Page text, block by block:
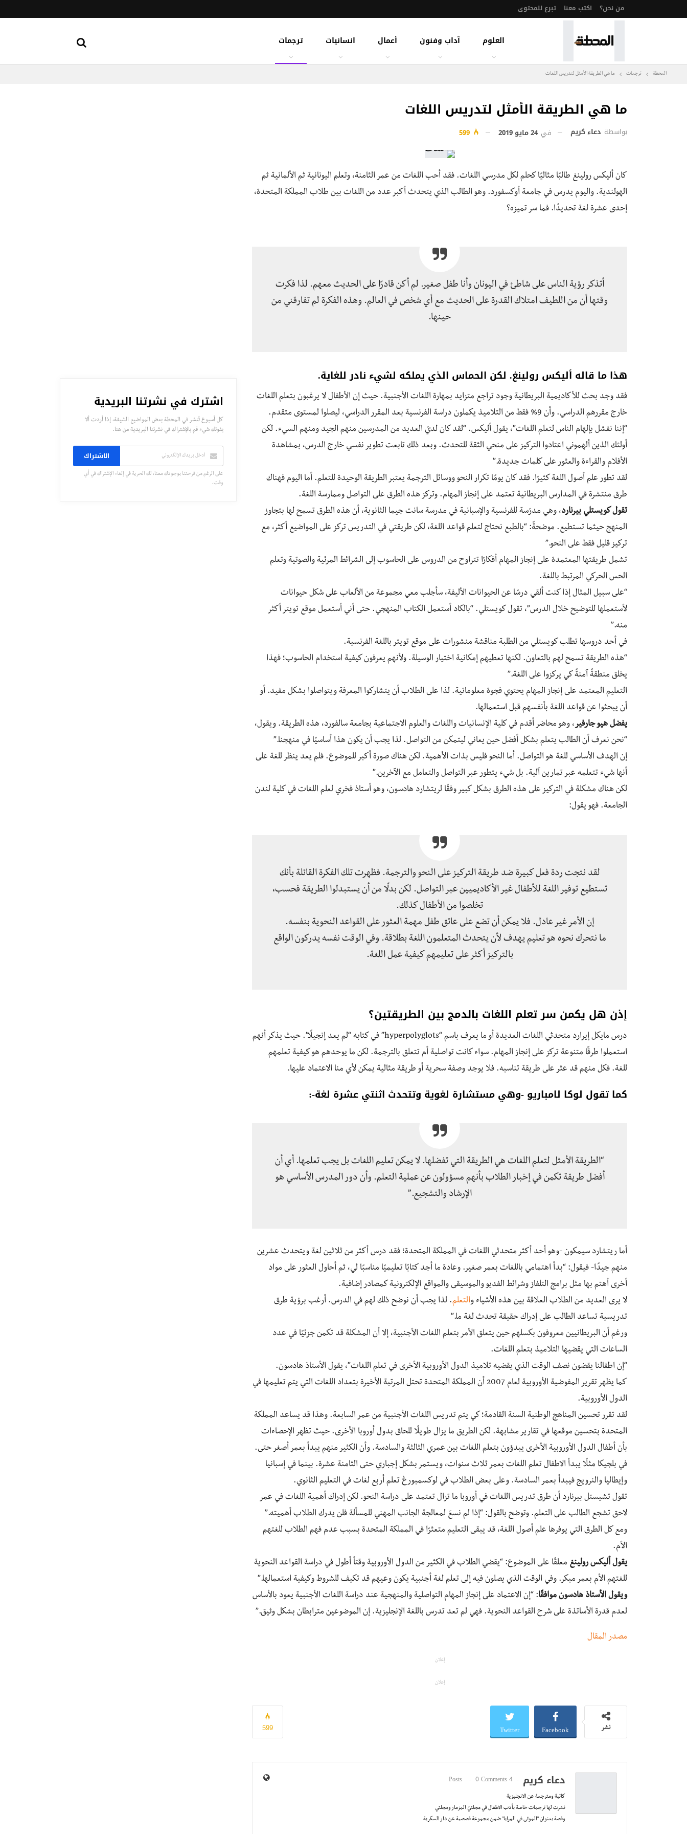
من نحن؟ اكتب معنا تبرع للمحتوى
العلوم آداب وفنون أعمال انسانيات ترجمات
المحطة ترجمات ما هي الطريقة الأمثل لتدريس اللغات
ما هي الطريقة الأمثل لتدريس اللغات
بواسطة دعاء كريم في 24 مايو 2019
كان أليكس رولينغ طالبًا مثاليًا كحلم لكل مدرسي اللغات. فقد أحب اللغات من عمر الثامنة، وتعلم اليونانية ثم الألمانية ثم
الهولندية. واليوم يدرس في جامعة أوكسفورد. وهو الطالب الذي يتحدث أكبر عدد من اللغات بين طلاب المملكة المتحدة،
إحدى عشرة لغة تحديدًا. فما سر تميزه؟
أتذكر رؤية الناس على شاطئ في اليونان وأنا طفل صغير. لم أكن قادرًا على الحديث معهم. لذا فكرت
وقتها أن من اللطيف امتلاك القدرة على الحديث مع أي شخص في العالم. وهذه الفكرة لم تفارقني من
حينها.
هذا ما قاله أليكس رولينغ. لكن الحماس الذي يملكه لشيء نادر للغاية.
فقد وجد بحث للأكاديمية البريطانية وجود تراجع متزايد بمهارة اللغات الأجنبية. حيث إن الأطفال لا يرغبون بتعلم اللغات
خارج مقررهم الدراسي. وأن 9% فقط من التلاميذ يكملون دراسة الفرنسية بعد المقرر الدراسي، ليصلوا لمستوى متقدم.
“إننا نفشل بإلهام الناس لتعلم اللغات”، يقول أليكس. “لقد كان لديّ العديد من المدرسين منهم الجيد ومنهم السيء. لكن
أولئك الذين ألهموني اعتادوا التركيز على منحي الثقة للتحدث. وبعد ذلك تابعت تطوير نفسي خارج الدرس، بمشاهدة
الأفلام والقراءة والعثور على كلمات جديدة.”
لقد تطور علم أصول اللغة كثيرًا. فقد كان يومًا تكرار النحو ووسائل الترجمة يعتبر الطريقة الوحيدة للتعلم. أما اليوم فهناك
طرق منتشرة في المدارس البريطانية تعتمد على إنجاز المهام. وتركز هذه الطرق على التواصل وممارسة اللغة.
تقول كويستلي بيرنارد، وهي مدرّسة للفرنسية والإسبانية في مدرسة سانت جيما الثانوية، أن هذه الطرق تسمح لها بتجاوز
المنهج حيثما تستطيع. موضحةً: “بالطبع نحتاج لتعلم قواعد اللغة، لكن طريقتي في التدريس تركز على المواضيع أكثر، مع
تركيز قليل فقط على النحو.”
تشمل طريقتها المعتمدة على إنجاز المهام أفكارًا تتراوح من الدروس على الحاسوب إلى الشرائط المرئية والصوتية وتعلم
الحس الحركي المرتبط باللغة.
“على سبيل المثال إذا كنت ألقي درسًا عن الحيوانات الأليفة، سأجلب معي مجموعة من الألعاب على شكل حيوانات
لأستعملها للتوضيح خلال الدرس”، تقول كويستلي. “بالكاد أستعمل الكتاب المنهجي. حتى أني أستعمل موقع تويتر أكثر
منه.”
في أحد دروسها تطلب كويستلي من الطلبة مناقشة منشورات على موقع تويتر باللغة الفرنسية.
“هذه الطريقة تسمح لهم بالتعاون. لكنها تعطيهم إمكانية اختيار الوسيلة. ولأنهم يعرفون كيفية استخدام الحاسوب؛ فهذا
يخلق منطقةً آمنةً كي يركزوا على اللغة.”
التعليم المعتمد على إنجاز المهام يحتوي فجوة معلوماتية. لذا على الطلاب أن يتشاركوا المعرفة ويتواصلوا بشكل مفيد. أو
أن يبحثوا عن قواعد اللغة بأنفسهم قبل استعمالها.
يفضل هيو جارفير، وهو محاضر أقدم في كلية الإنسانيات واللغات والعلوم الاجتماعية بجامعة سالفورد، هذه الطريقة. ويقول،
“نحن نعرف أن الطالب يتعلم بشكل أفضل حين يعاني ليتمكن من التواصل. لذا يجب أن يكون هذا أساسيًا في منهجنا.”
إن الهدف الأساسي للغة هو التواصل. أما النحو فليس بذات الأهمية. لكن هناك صورة أكبر للموضوع. فلم يعد ينظر للغة على
أنها شيء تتعلمه عبر تمارين آلية. بل شيء يتطور عبر التواصل والتعامل مع الآخرين.”
لكن هناك مشكلة في التركيز على هذه الطرق بشكل كبير وفقًا لريتشارد هادسون، وهو أستاذ فخري لعلم اللغات في كلية لندن
الجامعة. فهو يقول:
لقد نتجت ردة فعل كبيرة ضد طريقة التركيز على النحو والترجمة. فظهرت تلك الفكرة القائلة بأنك
تستطيع توفير اللغة للأطفال غير الأكاديميين عبر التواصل. لكن بدلًا من أن يستبدلوا الطريقة فحسب،
تخلصوا من الأطفال كذلك.
إن الأمر غير عادل. فلا يمكن أن تضع على عاتق طفل مهمة العثور على القواعد النحوية بنفسه.
ما نتحرك نحوه هو تعليم يهدف لأن يتحدث المتعلمون اللغة بطلاقة. وفي الوقت نفسه يدركون الواقع
بالتركيز أكثر على تعليمهم كيفية عمل اللغة.
إذن هل يكمن سر تعلم اللغات بالدمج بين الطريقتين؟
درس مايكل إيرارد متحدثي اللغات العديدة أو ما يعرف باسم “hyperpolyglots” في كتابه “لم يعد إنجيلًا”. حيث يذكر أنهم
استعملوا طرقًا متنوعة تركز على إنجاز المهام. سواء كانت تواصلية أم تتعلق بالترجمة. لكن ما يوحدهم هو كيفية تعلمهم
للغة. فكل منهم قد عثر على طريقة تناسبه. فلا يوجد وصفة سحرية أو طريقة مثالية يمكن لأي منا الاعتماد عليها.
كما تقول لوكا لامباريو -وهي مستشارة لغوية وتتحدث اثنتي عشرة لغة-:
“الطريقة الأمثل لتعلم اللغات هي الطريقة التي تفضلها. لا يمكن تعليم اللغات بل يجب تعلمها. أي أن
أفضل طريقة تكمن في إخبار الطلاب بأنهم مسؤولون عن عملية التعلم. وأن دور المدرس الأساسي هو
الإرشاد والتشجيع.”
أما ريتشارد سيمكون -وهو أحد أكثر متحدثي اللغات في المملكة المتحدة؛ فقد درس أكثر من ثلاثين لغة ويتحدث عشرين
منهم جيدًا- فيقول: “بدأ اهتمامي باللغات بعمر صغير. وعادة ما أجد كتابًا تعليميًا مناسبًا لي، ثم أحاول العثور على مواد
أخرى أهتم بها مثل برامج التلفاز وشرائط الفديو والموسيقى والمواقع الإلكترونية كمصادر إضافية.
لا يرى العديد من الطلاب العلاقة بين هذه الأشياء والتعلم. لذا يجب أن نوضح ذلك لهم في الدرس. أرغب برؤية طرق
تدريسية تساعد الطالب على إدراك حقيقة تحدث لغة ما.”
ورغم أن البريطانيين معروفون بكسلهم حين يتعلق الأمر بتعلم اللغات الأجنبية، إلا أن المشكلة قد تكمن جزئيًا في عدد
الساعات التي يقضيها التلاميذ بتعلم اللغات.
“إن اطفالنا يقضون نصف الوقت الذي يقضيه تلاميذ الدول الأوروبية الأخرى في تعلم اللغات”، يقول الأستاذ هادسون.
كما يظهر تقرير المفوضية الأوروبية لعام 2007 أن المملكة المتحدة تحتل المرتبة الأخيرة بتعداد اللغات التي يتم تعليمها في
الدول الأوروبية.
لقد تقرر تحسين المناهج الوطنية السنة القادمة؛ كي يتم تدريس اللغات الأجنبية من عمر السابعة. وهذا قد يساعد المملكة
المتحدة بتحسين موقعها في تقارير مشابهة. لكن الطريق ما يزال طويلًا للحاق بدول أوروبا الأخرى. حيث تظهر الإحصاءات
بأن أطفال الدول الأوروبية الأخرى يبدؤون بتعلم اللغات بين عمري الثالثة والسادسة. وأن الكثير منهم يبدأ بعمر أصغر حتى.
في بلجيكا مثلًا يبدأ الاطفال تعلم اللغات بعمر ثلاث سنوات، ويستمر بشكل إجباري حتى الثامنة عشرة. بينما في إسبانيا
وإيطاليا والنرويج فيبدأ بعمر السادسة. وعلى بعض الطلاب في لوكسمبورغ تعلم أربع لغات في التعليم الثانوي.
تقول تشيستل بيرنارد أن طرق تدريس اللغات في أوروبا ما تزال تعتمد على دراسة النحو. لكن إدراك أهمية اللغات في عمر
لاحق تشجع الطالب على التعلم. وتوضح بالقول: “إذا لم نسعَ لمعالجة الجانب المهني للمسألة فلن يدرك الطلاب أهميته.”
ومع كل الطرق التي يوفرها علم أصول اللغة، قد يبقى التعليم متعثرًا في المملكة المتحدة بسبب عدم فهم الطلاب للغتهم
الأم.
يقول أليكس رولينغ معلقًا على الموضوع: “يقضي الطلاب في الكثير من الدول الأوروبية وقتاً أطول في دراسة القواعد النحوية
للغتهم الأم بعمر مبكر. وفي الوقت الذي يصلون فيه إلى تعلم لغة أجنبية يكون وعيهم قد تكيف للشروط وكيفية استعمالها.”
ويقول الأستاذ هادسون موافقًا: “إن الاعتماد على إنجاز المهام التواصلية والمنهجية عند دراسة اللغات الأجنبية يعود بالأساس
لعدم قدرة الأساتذة على شرح القواعد النحوية. فهي لم تعد تدرس باللغة الإنجليزية. إن الموضوعين مترابطان بشكل وثيق.”
مصدر المقال
إعلان
إعلان
599 نشر Facebook
Twitter
دعاء كريم 4 Posts
0 Comments
كاتبة ومترجمة عن الانجليزية
نشرت لها ترجمات خاصة بأدب الاطفال في مجلتيّ المزمار ومجلتي
وقصة بعنوان "الموتى في المرايا" ضمن مجموعة قصصية عن دار السكرية
اشترك في نشرتنا البريدية
كل أسبوع تُنشر في المحطة بعض المواضيع الشيقة، إذا أردت ألا
يفوتك شيء قم بالإشتراك في نشرتنا البريدية من هنا.
الاشتراك
على الرغم من فرحتنا بوجودك معنا، لك الحرية في إلغاء الإشتراك في أي
وقت.